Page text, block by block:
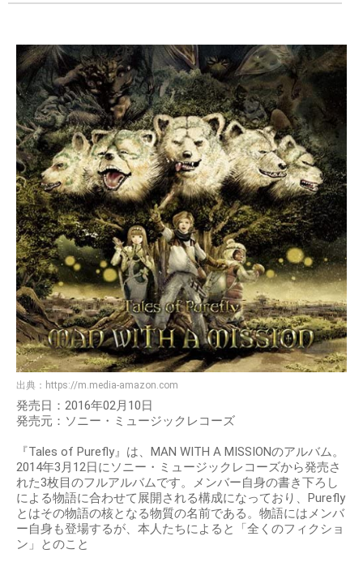
出典： https://m.media-amazon.com
発売日：2016年02月10日
発売元：ソニー・ミュージックレコーズ
『Tales of Purefly』は、MAN WITH A MISSIONのアルバム。
2014年3月12日にソニー・ミュージックレコーズから発売さ
れた3枚目のフルアルバムです。メンバー自身の書き下ろし
による物語に合わせて展開される構成になっており、Purefly
とはその物語の核となる物質の名前である。物語にはメンバ
ー自身も登場するが、本人たちによると「全くのフィクショ
ン」とのこと